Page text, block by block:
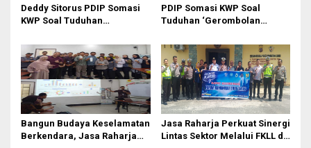
s
Deddy Sitorus PDIP Somasi
KWP Soal Tuduhan
Rapat Komisi II Dipimpin
Sufmi Dasco Ahmad
PDIP Somasi KWP Soal
Tuduhan ‘Gerombolan
II Dipimpin Sufmi Dasco
Ahmad
Bangun Budaya Keselamatan
Berkendara, Jasa Raharja
Jasa Raharja Perkuat Sinergi
Lintas Sektor Melalui FKLL di